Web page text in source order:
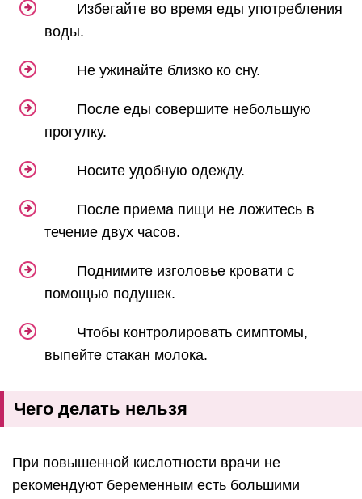
Избегайте во время еды употребления
воды.
Не ужинайте близко ко сну.
После еды совершите небольшую
прогулку.
Носите удобную одежду.
После приема пищи не ложитесь в
течение двух часов.
Поднимите изголовье кровати с
помощью подушек.
Чтобы контролировать симптомы,
выпейте стакан молока.
Чего делать нельзя
При повышенной кислотности врачи не
рекомендуют беременным есть большими